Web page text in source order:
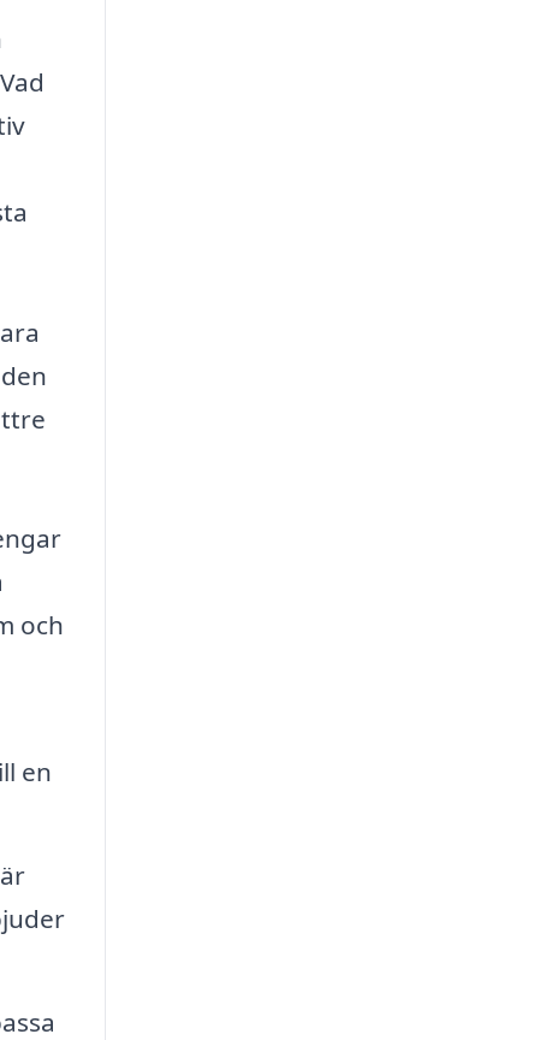
och
en